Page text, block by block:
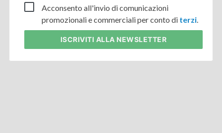
Acconsento all'invio di comunicazioni
promozionali e commerciali per conto di terzi.
ISCRIVITI ALLA NEWSLETTER